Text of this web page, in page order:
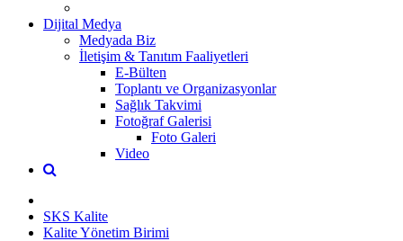
Dijital Medya
Medyada Biz
İletişim & Tanıtım Faaliyetleri
E-Bülten
Toplantı ve Organizasyonlar
Sağlık Takvimi
Fotoğraf Galerisi
Foto Galeri
Video
SKS Kalite
Kalite Yönetim Birimi